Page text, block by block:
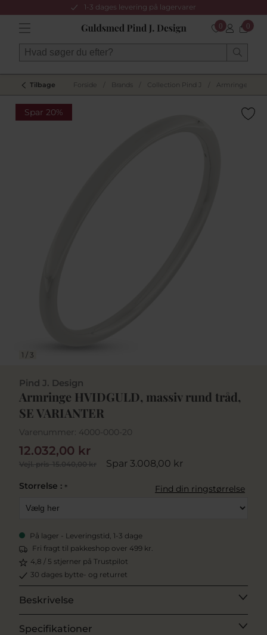
1-3 dages levering på lagervarer
0 0
Tilbage Forside Brands Collection Pind J Armringe
Spar 20%
1 / 3
Pind J. Design
Armringe HVIDGULD, massiv rund tråd,
SE VARIANTER
Varenummer: 4000-000-20
Vejl. pris15.040,00 kr Spar 3.008,00 kr
12.032,00 kr
Storrelse : * Find din ringstørrelse
På lager - Leveringstid, 1-3 dage
Fri fragt til pakkeshop over 499 kr.
4,8 / 5 stjerner på Trustpilot
30 dages bytte- og returret
Beskrivelse
Specifikationer